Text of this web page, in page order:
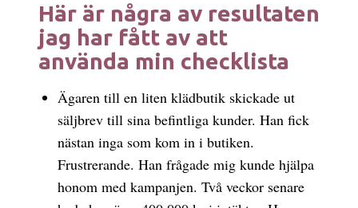
Här är några av resultaten
jag har fått av att
använda min checklista
Ägaren till en liten klädbutik skickade ut
säljbrev till sina befintliga kunder. Han fick
nästan inga som kom in i butiken.
Frustrerande. Han frågade mig kunde hjälpa
honom med kampanjen. Två veckor senare